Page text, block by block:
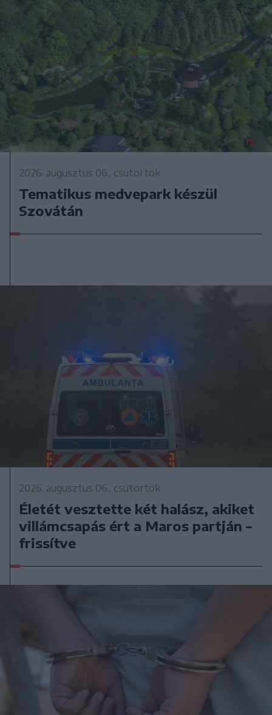
2026. augusztus 06., csütörtök
Tematikus medvepark készül
Szovátán
2026. augusztus 06., csütörtök
Életét vesztette két halász, akiket
villámcsapás ért a Maros partján –
frissítve